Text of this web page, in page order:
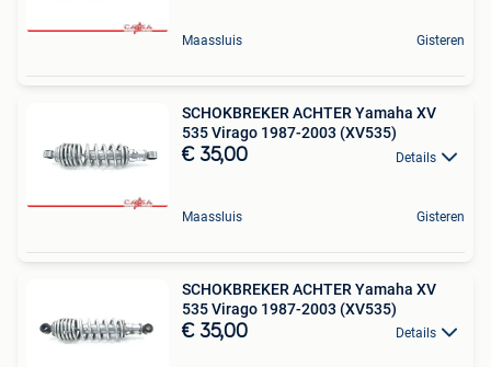
Maassluis Gisteren
SCHOKBREKER ACHTER Yamaha XV
535 Virago 1987-2003 (XV535)
€ 35,00 Details
Maassluis Gisteren
SCHOKBREKER ACHTER Yamaha XV
535 Virago 1987-2003 (XV535)
€ 35,00 Details